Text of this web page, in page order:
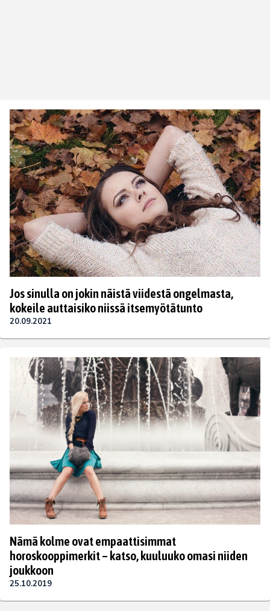
Jos sinulla on jokin näistä viidestä ongelmasta,
kokeile auttaisiko niissä itsemyötätunto
20.09.2021
Nämä kolme ovat empaattisimmat
horoskooppimerkit – katso, kuuluuko omasi niiden
joukkoon
25.10.2019